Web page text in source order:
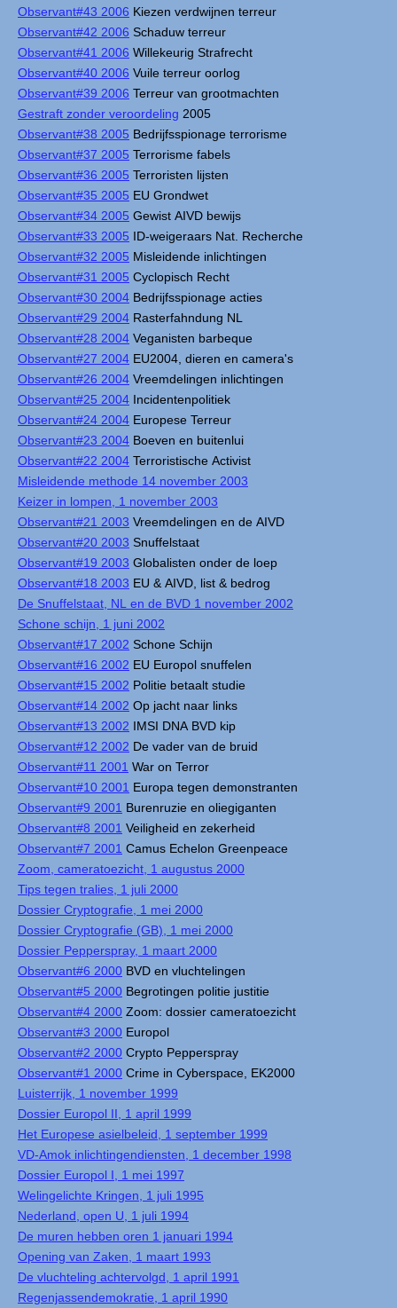
Observant#43 2006 Kiezen verdwijnen terreur
Observant#42 2006 Schaduw terreur
Observant#41 2006 Willekeurig Strafrecht
Observant#40 2006 Vuile terreur oorlog
Observant#39 2006 Terreur van grootmachten
Gestraft zonder veroordeling 2005
Observant#38 2005 Bedrijfsspionage terrorisme
Observant#37 2005 Terrorisme fabels
Observant#36 2005 Terroristen lijsten
Observant#35 2005 EU Grondwet
Observant#34 2005 Gewist AIVD bewijs
Observant#33 2005 ID-weigeraars Nat. Recherche
Observant#32 2005 Misleidende inlichtingen
Observant#31 2005 Cyclopisch Recht
Observant#30 2004 Bedrijfsspionage acties
Observant#29 2004 Rasterfahndung NL
Observant#28 2004 Veganisten barbeque
Observant#27 2004 EU2004, dieren en camera's
Observant#26 2004 Vreemdelingen inlichtingen
Observant#25 2004 Incidentenpolitiek
Observant#24 2004 Europese Terreur
Observant#23 2004 Boeven en buitenlui
Observant#22 2004 Terroristische Activist
Misleidende methode 14 november 2003
Keizer in lompen, 1 november 2003
Observant#21 2003 Vreemdelingen en de AIVD
Observant#20 2003 Snuffelstaat
Observant#19 2003 Globalisten onder de loep
Observant#18 2003 EU & AIVD, list & bedrog
De Snuffelstaat, NL en de BVD 1 november 2002
Schone schijn, 1 juni 2002
Observant#17 2002 Schone Schijn
Observant#16 2002 EU Europol snuffelen
Observant#15 2002 Politie betaalt studie
Observant#14 2002 Op jacht naar links
Observant#13 2002 IMSI DNA BVD kip
Observant#12 2002 De vader van de bruid
Observant#11 2001 War on Terror
Observant#10 2001 Europa tegen demonstranten
Observant#9 2001 Burenruzie en oliegiganten
Observant#8 2001 Veiligheid en zekerheid
Observant#7 2001 Camus Echelon Greenpeace
Zoom, cameratoezicht, 1 augustus 2000
Tips tegen tralies, 1 juli 2000
Dossier Cryptografie, 1 mei 2000
Dossier Cryptografie (GB), 1 mei 2000
Dossier Pepperspray, 1 maart 2000
Observant#6 2000 BVD en vluchtelingen
Observant#5 2000 Begrotingen politie justitie
Observant#4 2000 Zoom: dossier cameratoezicht
Observant#3 2000 Europol
Observant#2 2000 Crypto Pepperspray
Observant#1 2000 Crime in Cyberspace, EK2000
Luisterrijk, 1 november 1999
Dossier Europol II, 1 april 1999
Het Europese asielbeleid, 1 september 1999
VD-Amok inlichtingendiensten, 1 december 1998
Dossier Europol I, 1 mei 1997
Welingelichte Kringen, 1 juli 1995
Nederland, open U, 1 juli 1994
De muren hebben oren 1 januari 1994
Opening van Zaken, 1 maart 1993
De vluchteling achtervolgd, 1 april 1991
Regenjassendemokratie, 1 april 1990